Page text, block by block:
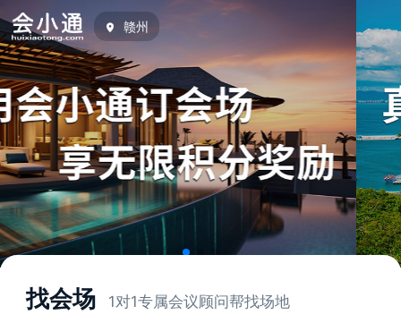
赣州
找会场 1对1专属会议顾问帮找场地